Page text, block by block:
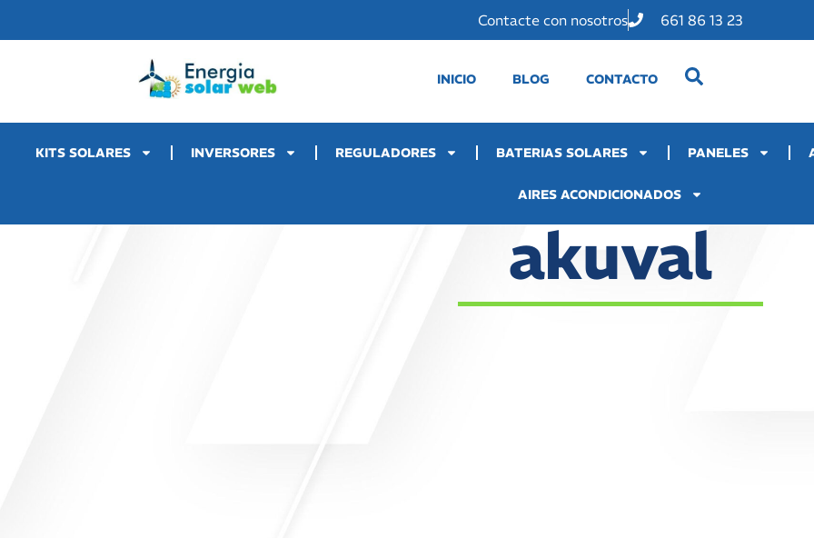
Contacte con nosotros 661 86 13 23
INICIO BLOG CONTACTO
KITS SOLARES INVERSORES REGULADORES BATERIAS SOLARES PANELES
AIRES ACONDICIONADOS
akuval